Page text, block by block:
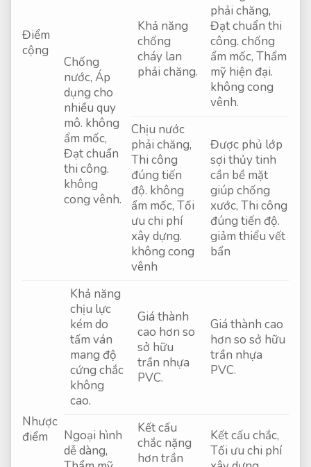
Điểm
cộng
Chống
nước, Áp
dụng cho
nhiều quy
mô. không
ẩm mốc,
Đạt chuẩn
thi công.
không
cong vênh.
Khả năng
chống
cháy lan
phải chăng.
phải chăng,
Đạt chuẩn thi
công. chống
ẩm mốc, Thẩm
mỹ hiện đại.
không cong
vênh.
Chịu nước
phải chăng,
Thi công
đúng tiến
độ. không
ẩm mốc, Tối
ưu chi phí
xây dựng.
không cong
vênh
Được phủ lớp
sợi thủy tinh
cần bề mặt
giúp chống
xước, Thi công
đúng tiến độ.
giảm thiểu vết
bẩn
Nhược
điểm
Khả năng
chịu lực
kém do
tấm ván
mang độ
cứng chắc
không
cao.
Giá thành
cao hơn so
sở hữu
trần nhựa
PVC.
Giá thành cao
hơn so sở hữu
trần nhựa
PVC.
Ngoại hình
dễ dàng,
Kết cấu
chắc nặng
hơn trần
Kết cấu chắc,
Tối ưu chi phí